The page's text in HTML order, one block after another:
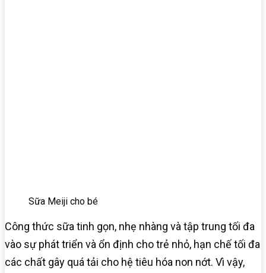
Sữa Meiji cho bé
Công thức sữa tinh gọn, nhẹ nhàng và tập trung tối đa
vào sự phát triển và ổn định cho trẻ nhỏ, hạn chế tối đa
các chất gây quá tải cho hệ tiêu hóa non nớt. Vì vậy,